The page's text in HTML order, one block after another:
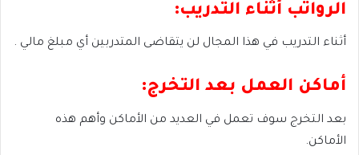
الرواتب أثناء التدريب:
أثناء التدريب في هذا المجال لن يتقاضى المتدربين أي مبلغ مالي .
أماكن العمل بعد التخرج:
بعد التخرج سوف تعمل في العديد من الأماكن وأهم هذه
الأماكن.